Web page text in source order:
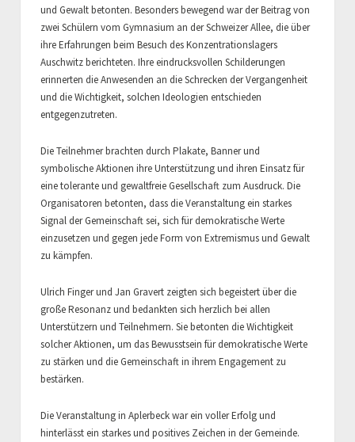
und Gewalt betonten. Besonders bewegend war der Beitrag von
zwei Schülern vom Gymnasium an der Schweizer Allee, die über
ihre Erfahrungen beim Besuch des Konzentrationslagers
Auschwitz berichteten. Ihre eindrucksvollen Schilderungen
erinnerten die Anwesenden an die Schrecken der Vergangenheit
und die Wichtigkeit, solchen Ideologien entschieden
entgegenzutreten.
Die Teilnehmer brachten durch Plakate, Banner und
symbolische Aktionen ihre Unterstützung und ihren Einsatz für
eine tolerante und gewaltfreie Gesellschaft zum Ausdruck. Die
Organisatoren betonten, dass die Veranstaltung ein starkes
Signal der Gemeinschaft sei, sich für demokratische Werte
einzusetzen und gegen jede Form von Extremismus und Gewalt
zu kämpfen.
Ulrich Finger und Jan Gravert zeigten sich begeistert über die
große Resonanz und bedankten sich herzlich bei allen
Unterstützern und Teilnehmern. Sie betonten die Wichtigkeit
solcher Aktionen, um das Bewusstsein für demokratische Werte
zu stärken und die Gemeinschaft in ihrem Engagement zu
bestärken.
Die Veranstaltung in Aplerbeck war ein voller Erfolg und
hinterlässt ein starkes und positives Zeichen in der Gemeinde.